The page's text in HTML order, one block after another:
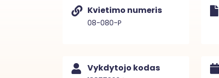
Kvietimo numeris
08-080-P
Vykdytojo kodas